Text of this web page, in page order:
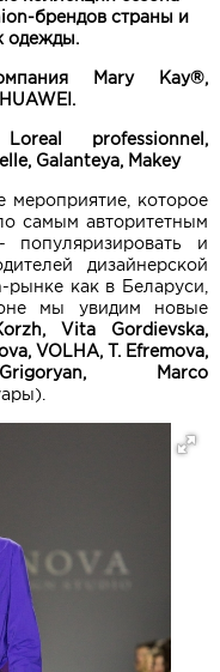
брендов страны и
одежды.
Mary Kay®,
professionnel,
Galanteya, Makey
которое
самым авторитетным
и
дизайнерской
как в Беларуси,
мы увидим новые
Vita Gordievska,
VOLHA, T. Efremova,
Marco